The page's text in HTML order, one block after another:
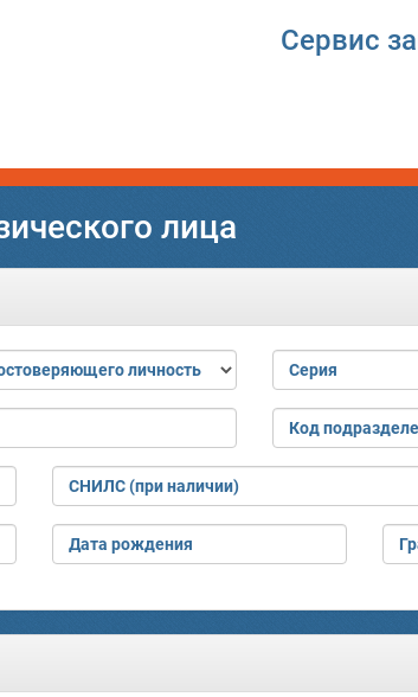
Сервис
лица
личность Серия
Код
СНИЛС (при наличии)
Дата рождения